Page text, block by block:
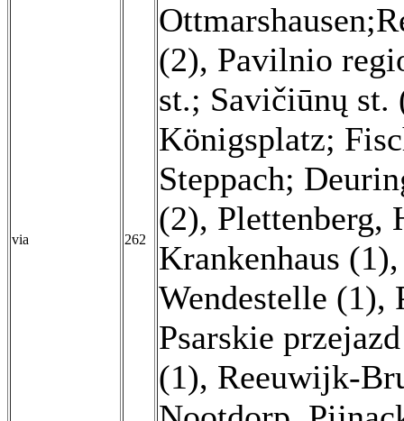
via 262
(2), Pavilnio
st.; Savičiūnų st.
Königsplatz;
Steppach;
(2), Plettenberg,
Krankenhaus (1)
Wendestelle (1),
Psarskie
(1), Reeuwijk-